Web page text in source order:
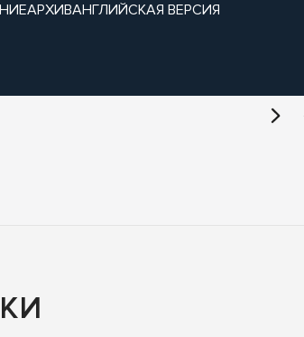
АРХИВАНГЛИЙСКАЯ ВЕРСИЯ